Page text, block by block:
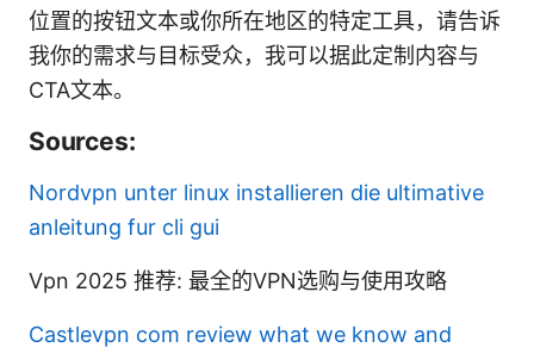
位置的按钮文本或你所在地区的特定工具，请告诉
我你的需求与目标受众，我可以据此定制内容与
CTA文本。
Sources:
Nordvpn unter linux installieren die ultimative
anleitung fur cli gui
Vpn 2025 推荐: 最全的VPN选购与使用攻略
Castlevpn com review what we know and